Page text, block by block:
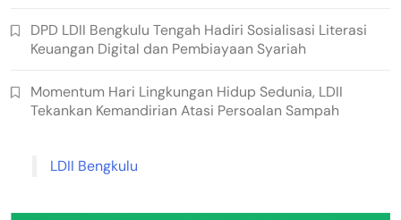
DPD LDII Bengkulu Tengah Hadiri Sosialisasi Literasi
Keuangan Digital dan Pembiayaan Syariah
Momentum Hari Lingkungan Hidup Sedunia, LDII
Tekankan Kemandirian Atasi Persoalan Sampah
LDII Bengkulu